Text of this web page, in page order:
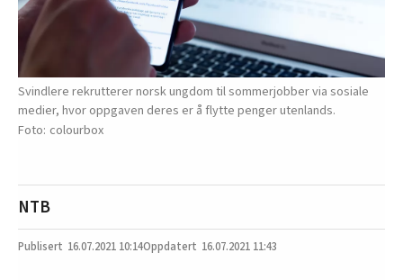
Svindlere rekrutterer norsk ungdom til sommerjobber via sosiale
medier, hvor oppgaven deres er å flytte penger utenlands.
colourbox
NTB
16.07.2021 10:14 16.07.2021 11:43